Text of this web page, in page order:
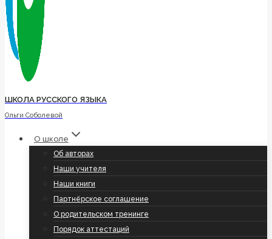
ШКОЛА РУССКОГО ЯЗЫКА
Ольги Соболевой
О школе
Об авторах
Наши учителя
Наши книги
Партнёрское соглашение
О родительском тренинге
Порядок аттестаций